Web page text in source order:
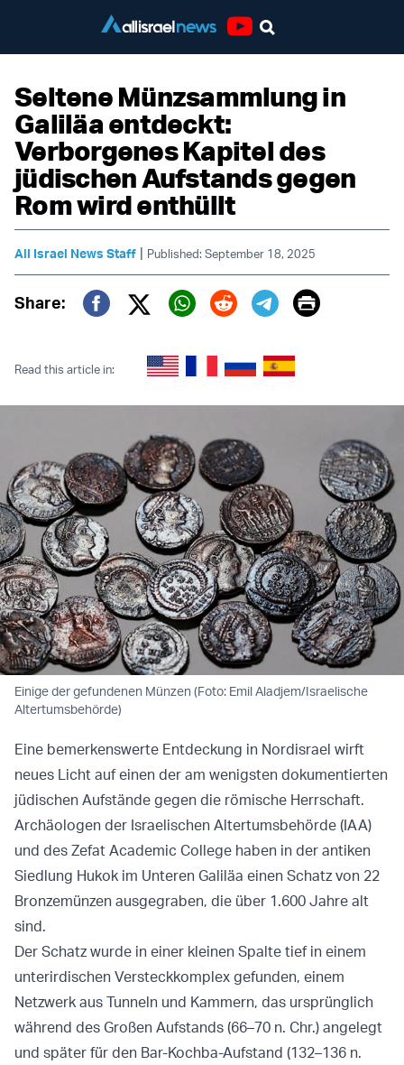
Seltene Münzsammlung in
Galiläa entdeckt:
Verborgenes Kapitel des
jüdischen Aufstands gegen
Rom wird enthüllt
All Israel News Staff | Published: September 18, 2025
Share:
Twitter (X)
Print
Read this article in:
Einige der gefundenen Münzen (Foto: Emil Aladjem/Israelische
Altertumsbehörde)
Eine bemerkenswerte Entdeckung in Nordisrael wirft
neues Licht auf einen der am wenigsten dokumentierten
jüdischen Aufstände gegen die römische Herrschaft.
Archäologen der Israelischen Altertumsbehörde (IAA)
und des Zefat Academic College haben in der antiken
Siedlung Hukok im Unteren Galiläa einen Schatz von 22
Bronzemünzen ausgegraben, die über 1.600 Jahre alt
sind.
Der Schatz wurde in einer kleinen Spalte tief in einem
unterirdischen Versteckkomplex gefunden, einem
Netzwerk aus Tunneln und Kammern, das ursprünglich
während des Großen Aufstands (66–70 n. Chr.) angelegt
und später für den Bar-Kochba-Aufstand (132–136 n.